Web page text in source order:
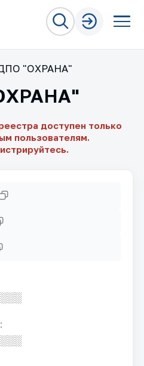
"ОХРАНА"
доступен только
пользователям.